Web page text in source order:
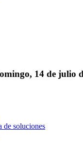
14 de julio
de soluciones